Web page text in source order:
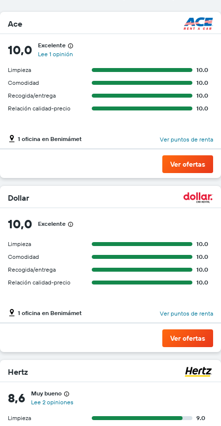
Ace
10,0
Excelente
Lee 1 opinión
Limpieza
10.0
Comodidad
10.0
Recogida/entrega
10.0
Relación calidad-precio
10.0
1 oficina en Benimámet Ver puntos de renta
Ver ofertas
Dollar
10,0 Excelente
Limpieza
10.0
Comodidad
10.0
Recogida/entrega
10.0
Relación calidad-precio
10.0
1 oficina en Benimámet Ver puntos de renta
Ver ofertas
Hertz
8,6
Muy bueno
Lee 2 opiniones
Limpieza
9.0